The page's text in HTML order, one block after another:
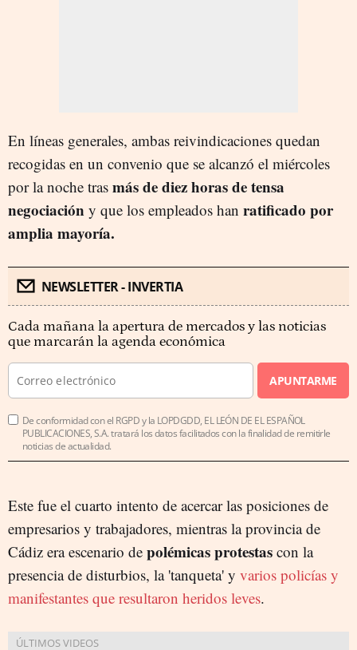
En líneas generales, ambas reivindicaciones quedan
recogidas en un convenio que se alcanzó el miércoles
por la noche tras más de diez horas de tensa
negociación y que los empleados han ratificado por
amplia mayoría.
NEWSLETTER - INVERTIA
Cada mañana la apertura de mercados y las noticias
que marcarán la agenda económica
APUNTARME
De conformidad con el RGPD y la LOPDGDD, EL LEÓN DE EL ESPAÑOL
PUBLICACIONES, S.A. tratará los datos facilitados con la finalidad de remitirle
noticias de actualidad.
Este fue el cuarto intento de acercar las posiciones de
empresarios y trabajadores, mientras la provincia de
Cádiz era escenario de polémicas protestas con la
presencia de disturbios, la 'tanqueta' y varios policías y
manifestantes que resultaron heridos leves.